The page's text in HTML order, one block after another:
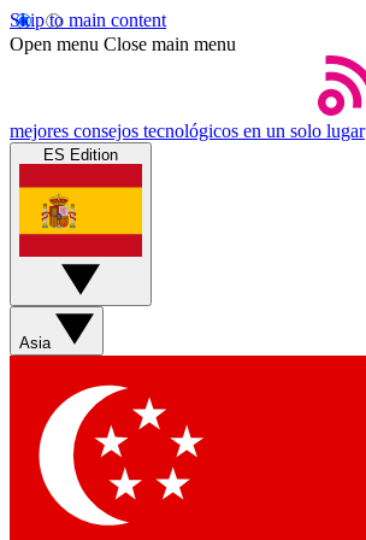
Skip to main content
Open menu Close main menu
mejores consejos tecnológicos en un solo lugar
ES Edition
Asia